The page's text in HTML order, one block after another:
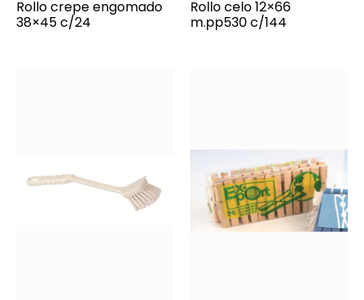
Rollo crepe engomado
38×45 c/24
Rollo celo 12×66
m.pp530 c/144